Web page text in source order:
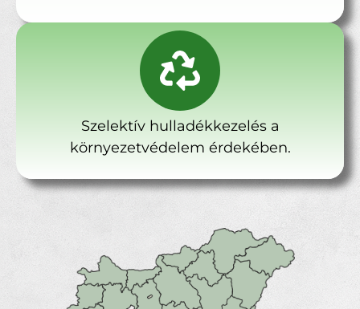
Szelektív hulladékkezelés a
környezetvédelem érdekében.